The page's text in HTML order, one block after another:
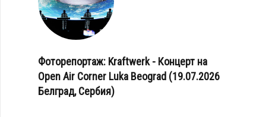
Фоторепортаж: Kraftwerk - Концерт на
Open Air Corner Luka Beograd (19.07.2026
Белград, Сербия)